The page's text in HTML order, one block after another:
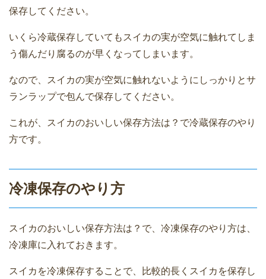
保存してください。
いくら冷蔵保存していてもスイカの実が空気に触れてしま
う傷んだり腐るのが早くなってしまいます。
なので、スイカの実が空気に触れないようにしっかりとサ
ランラップで包んで保存してください。
これが、スイカのおいしい保存方法は？で冷蔵保存のやり
方です。
冷凍保存のやり方
スイカのおいしい保存方法は？で、冷凍保存のやり方は、
冷凍庫に入れておきます。
スイカを冷凍保存することで、比較的長くスイカを保存し